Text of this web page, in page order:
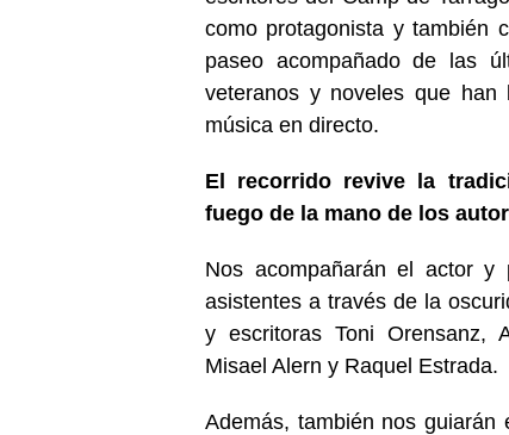
como protagonista y también
paseo acompañado de las
veteranos y noveles que
música en directo.
El recorrido revive la
fuego de la mano de los
Nos acompañarán el actor y
asistentes a través de la
y escritoras Toni Orensanz,
Misael Alern y Raquel Estrada.
Además, también nos